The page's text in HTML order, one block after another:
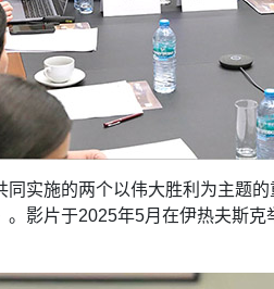
实施的两个以伟大胜利为主题
影片于2025年5月在伊热夫斯